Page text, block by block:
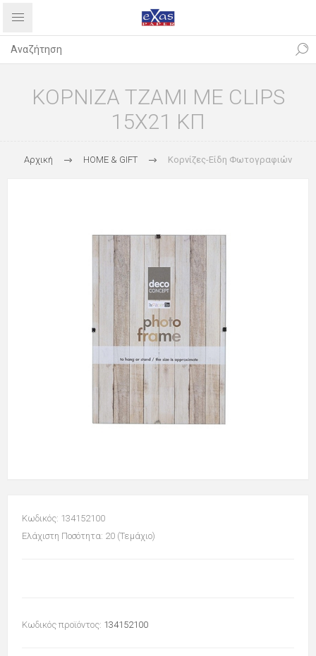
ΚΟΡΝΙΖΑ ΤΖΑΜΙ ΜΕ CLIPS
15Χ21 ΚΠ
Αρχική HOME & GIFT Κορνίζες-Είδη Φωτογραφιών
Κωδικός: 134152100
Ελάχιστη Ποσότητα: 20 (Τεμάχιο)
Κωδικός προϊόντος: 134152100